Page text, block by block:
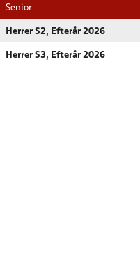
Senior
Herrer S2, Efterår 2026
Herrer S3, Efterår 2026